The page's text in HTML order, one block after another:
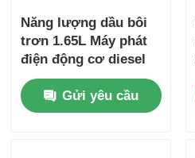
Năng lượng dầu bôi
trơn 1.65L Máy phát
điện động cơ diesel
Máy làm mát bằng
không khíGửi yêu cầu